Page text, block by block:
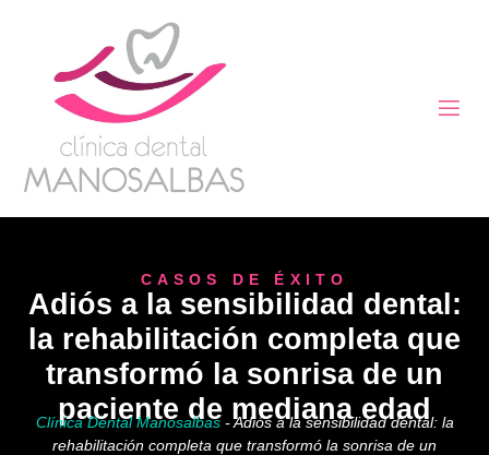
CASOS DE ÉXITO
Adiós a la sensibilidad dental:
la rehabilitación completa que
transformó la sonrisa de un
paciente de mediana edad
Clínica Dental Manosalbas-Adiós a la sensibilidad dental: la
rehabilitación completa que transformó la sonrisa de un